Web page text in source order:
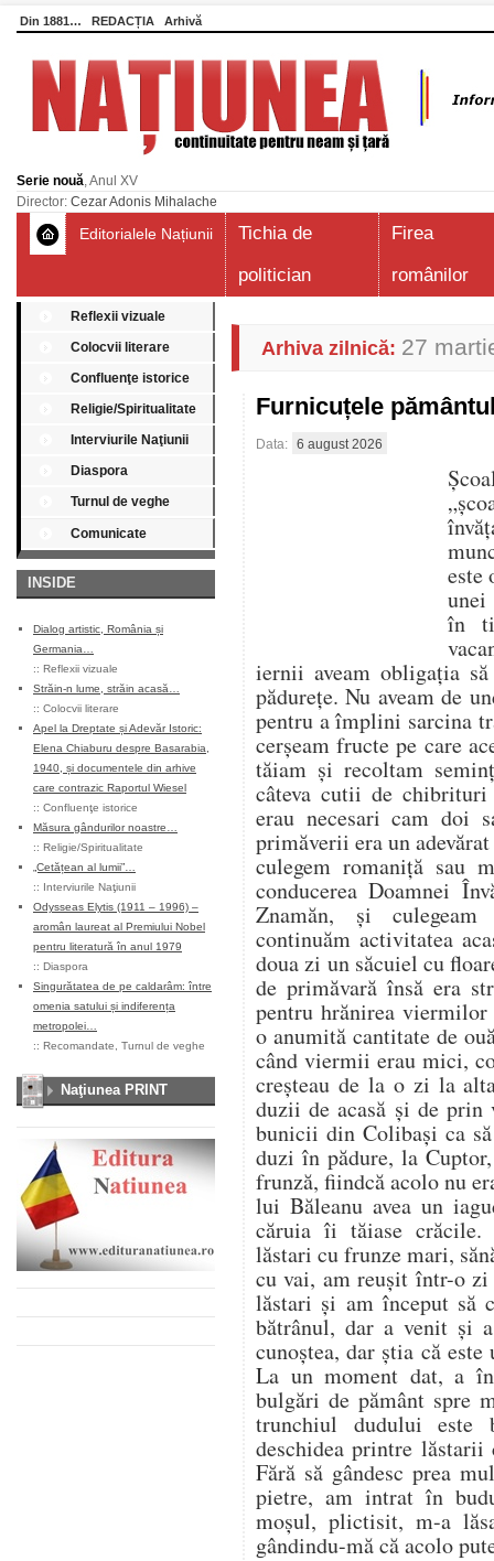
Din 1881… REDACȚIA Arhivă
Serie nouă, Anul XV
Director: Cezar Adonis Mihalache
Editorialele Națiunii
Tichia de
politician
Firea
românilor
Reflexii vizuale
Colocvii literare
Confluenţe istorice
Religie/Spiritualitate
Interviurile Naţiunii
Diaspora
Turnul de veghe
Comunicate
INSIDE
Dialog artistic, România și
Germania…
:: Reflexii vizuale
Străin-n lume, străin acasă…
:: Colocvii literare
Apel la Dreptate și Adevăr Istoric:
Elena Chiaburu despre Basarabia,
1940, și documentele din arhive
care contrazic Raportul Wiesel
:: Confluenţe istorice
Măsura gândurilor noastre…
:: Religie/Spiritualitate
„Cetățean al lumii”…
:: Interviurile Naţiunii
Odysseas Elytis (1911 – 1996) –
aromân laureat al Premiului Nobel
pentru literatură în anul 1979
:: Diaspora
Singurătatea de pe caldarâm: între
omenia satului și indiferența
metropolei…
:: Recomandate Turnul de veghe
Naţiunea PRINT
Arhiva zilnică: 27
Furnicuțele
Data: 6 august 2026
este
unei
în
iernii aveam obligația
pădurețe. Nu aveam de
pentru a împlini sarcina
cerșeam fructe pe care
tăiam și recoltam
câteva cutii de chibrituri
erau necesari cam doi
primăverii era un
culegem romaniță sau
conducerea Doamnei
Znamăn, și
continuăm activitatea
doua zi un săcuiel cu
de primăvară însă era
pentru hrănirea viermilor
o anumită cantitate de
când viermii erau mici,
creșteau de la o zi la
duzii de acasă și de prin
bunicii din Colibași ca
duzi în pădure, la
frunză, fiindcă acolo nu
lui Băleanu avea un
căruia îi tăiase crăcile.
lăstari cu frunze mari,
cu vai, am reușit într-o
lăstari și am început să
bătrânul, dar a venit și
cunoștea, dar știa că
La un moment dat, a
bulgări de pământ spre
trunchiul dudului este
deschidea printre
Fără să gândesc prea
pietre, am intrat în
moșul, plictisit, m-a
gândindu-mă că acolo